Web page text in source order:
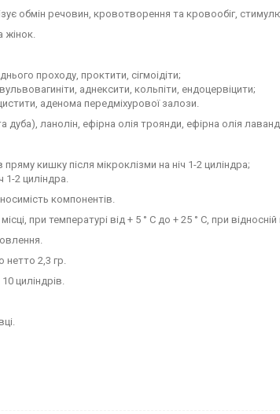
обмін речовин, кровотворення та кровообіг,
жінок.
проходу, проктити, сігмоідіти;
аднексити, кольпіти, ендоцервіцити;
аденома передміхурової залози.
ланолін, ефірна олія троянди, ефірна олія
кишку після мікроклізми на ніч 1-2 циліндра;
1-2 циліндра.
компонентів.
при температурі від + 5 ° С до + 25 ° С, при
2,3 гр.
циліндрів.